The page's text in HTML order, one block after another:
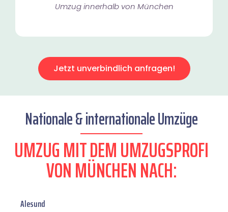
Umzug innerhalb von München​
Jetzt unverbindlich anfragen!
Nationale & internationale Umzüge
UMZUG MIT DEM UMZUGSPROFI
VON MÜNCHEN NACH:
Alesund